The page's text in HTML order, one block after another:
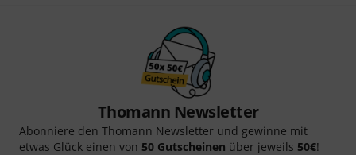
Thomann Newsletter
Abonniere den Thomann Newsletter und gewinne mit
etwas Glück einen von 50 Gutscheinen über jeweils 50€!